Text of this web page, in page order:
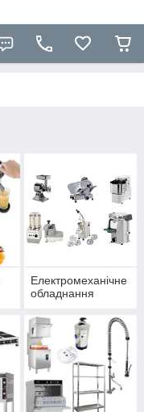
Електромеханічне
обладнання